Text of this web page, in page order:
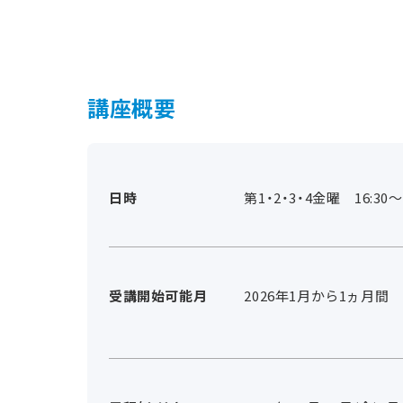
講座概要
日時 第1・2・3・4金曜 16:30
受講開始可能月 2026年1月から1ヵ月間